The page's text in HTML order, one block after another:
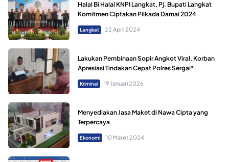
Halal Bi Halal KNPI Langkat, Pj. Bupati Langkat
Komitmen Ciptakan Pilkada Damai 2024
Langkat 22 April 2024
Lakukan Pembinaan Sopir Angkot Viral, Korban
Apresiasi Tindakan Cepat Polres Sergai*
Kriminal 19 Januari 2026
Menyediakan Jasa Maket di Nawa Cipta yang
Terpercaya
Ekonomi 10 Maret 2024